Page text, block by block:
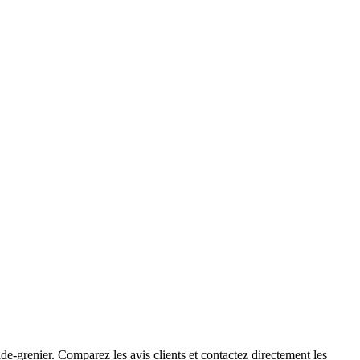
grenier. Comparez les avis clients et contactez directement les